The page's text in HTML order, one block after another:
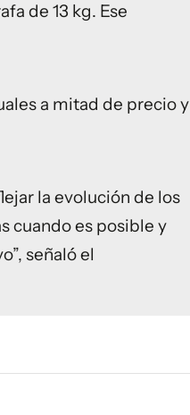
de 13 kg. Ese
a mitad de precio y
la evolución de los
cuando es posible y
señaló el